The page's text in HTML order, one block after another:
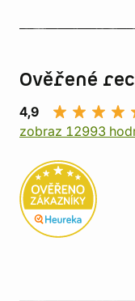
Ověřené
4,9
zobraz 12993